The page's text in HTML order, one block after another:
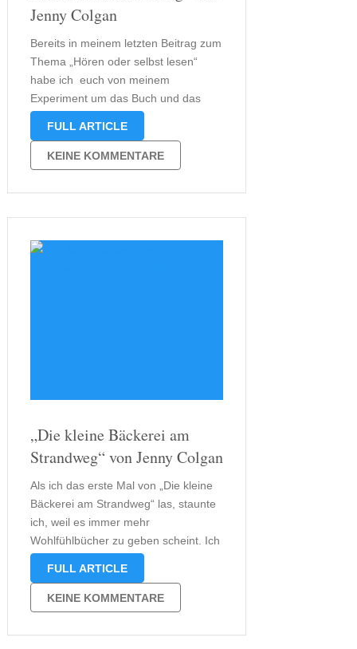
Jenny Colgan
Bereits in meinem letzten Beitrag zum
Thema „Hören oder selbst lesen“
habe ich euch von meinem
Experiment um das Buch und das
Hörbuch „Sommer in der kleinen
Colgan erzählt. Allerdings habe ich die
darin beschriebenen Erfahrungen
noch nicht abschließend ausgewertet.
FULL ARTICLE
KEINE KOMMENTARE
„Die kleine Bäckerei am
Strandweg“ von Jenny Colgan
Als ich das erste Mal von „Die kleine
Bäckerei am Strandweg“ las, staunte
ich, weil es immer mehr
Wohlfühlbücher zu geben scheint. Ich
freute mich schon richtig auf das
denn es bot den perfekten Anlass zur
Entspannung. Einfach einmal
abschalten, dafür schien …
FULL ARTICLE
KEINE KOMMENTARE